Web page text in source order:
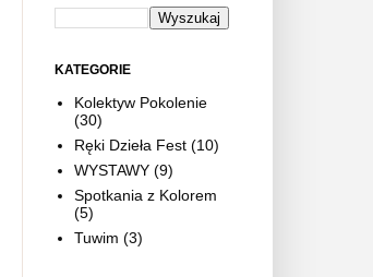
KATEGORIE
Kolektyw Pokolenie
(30)
Ręki Dzieła Fest (10)
WYSTAWY (9)
Spotkania z Kolorem
(5)
Tuwim (3)